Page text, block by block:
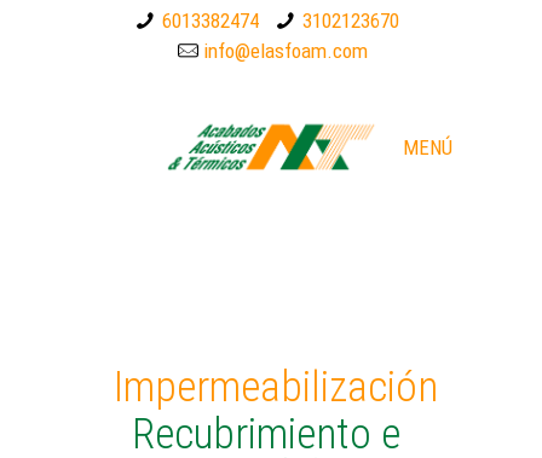
6013382474
3102123670
info@elasfoam.com
MENÚ
Impermeabilización
Recubrimiento e